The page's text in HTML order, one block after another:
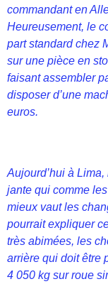
commandant en
Heureusement, le
part standard chez
sur une pièce en
faisant assembler
disposer d’une
euros.
Aujourd’hui à
jante qui comme
mieux vaut les
pourrait expliquer
très abimées, les
arrière qui doit être
4 050 kg sur roue